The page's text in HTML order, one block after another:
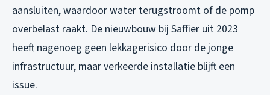
aansluiten, waardoor water terugstroomt of de pomp
overbelast raakt. De nieuwbouw bij Saffier uit 2023
heeft nagenoeg geen lekkagerisico door de jonge
infrastructuur, maar verkeerde installatie blijft een
issue.